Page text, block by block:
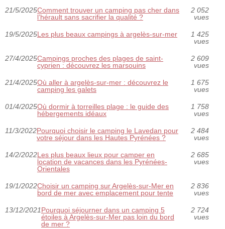
21/5/2025Comment trouver un camping pas cher dans
l’hérault sans sacrifier la qualité ?
2 052
vues
19/5/2025Les plus beaux campings à argelès-sur-mer
1 425
vues
27/4/2025Campings proches des plages de saint-
cyprien : découvrez les marsouins
2 609
vues
21/4/2025Où aller à argelès-sur-mer : découvrez le
camping les galets
1 675
vues
01/4/2025Où dormir à torreilles plage : le guide des
hébergements idéaux
1 758
vues
11/3/2022Pourquoi choisir le camping le Lavedan pour
votre séjour dans les Hautes Pyrénées ?
2 484
vues
14/2/2022Les plus beaux lieux pour camper en
location de vacances dans les Pyrénées-
Orientales
2 685
vues
19/1/2022Choisir un camping sur Argelès-sur-Mer en
bord de mer avec emplacement pour tente
2 836
vues
13/12/2021Pourquoi séjourner dans un camping 5
étoiles à Argelès-sur-Mer pas loin du bord
de mer ?
2 724
vues